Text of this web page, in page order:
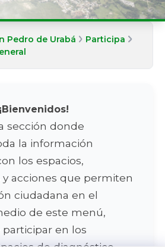
Pedro de Urabá
Participa
​¡Bienvenidos!
sección donde
la información
los espacios,
acciones que permiten
ciudadana en el
de este menú,
en los